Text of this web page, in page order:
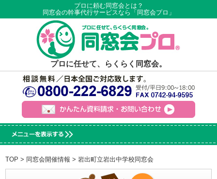
プロに頼む同窓会とは？
同窓会の幹事代行サービスなら「同窓会プロ」
プロに任せて、らくらく同窓会。
TOP > 同窓会開催情報 > 岩出町立岩出中学校同窓会